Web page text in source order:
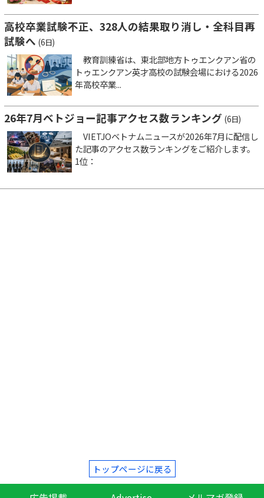
高校卒業試験不正、328人の結果取り消し・全科目再
試験へ (6日)
教育訓練省は、東北部地方トゥエンクアン省の
トゥエンクアン英才高校の試験会場における2026
年高校卒業...
26年7月ベトジョー記事アクセス数ランキング (6日)
VIETJOベトナムニュースが2026年7月に配信し
た記事のアクセス数ランキングをご紹介します。
1位：
トップページに戻る